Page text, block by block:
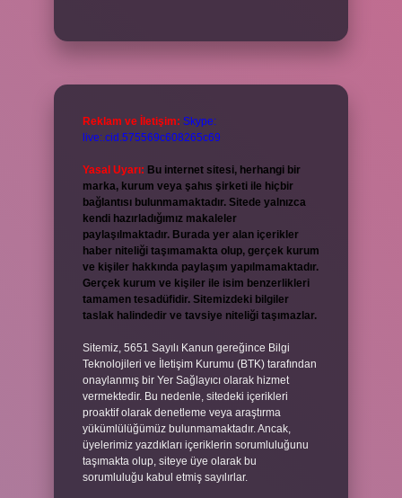
Reklam ve İletişim: Skype:
live:.cid.575569c608265c69
Yasal Uyarı: Bu internet sitesi, herhangi bir
marka, kurum veya şahıs şirketi ile hiçbir
bağlantısı bulunmamaktadır. Sitede yalnızca
kendi hazırladığımız makaleler
paylaşılmaktadır. Burada yer alan içerikler
haber niteliği taşımamakta olup, gerçek kurum
ve kişiler hakkında paylaşım yapılmamaktadır.
Gerçek kurum ve kişiler ile isim benzerlikleri
tamamen tesadüfidir. Sitemizdeki bilgiler
taslak halindedir ve tavsiye niteliği taşımazlar.
Sitemiz, 5651 Sayılı Kanun gereğince Bilgi
Teknolojileri ve İletişim Kurumu (BTK) tarafından
onaylanmış bir Yer Sağlayıcı olarak hizmet
vermektedir. Bu nedenle, sitedeki içerikleri
proaktif olarak denetleme veya araştırma
yükümlülüğümüz bulunmamaktadır. Ancak,
üyelerimiz yazdıkları içeriklerin sorumluluğunu
taşımakta olup, siteye üye olarak bu
sorumluluğu kabul etmiş sayılırlar.